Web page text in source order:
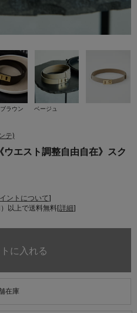
ラウン ベージュ
テ)
ウエスト調整自由自在》スク
ントについて]
以上で送料無料[詳細]
在庫